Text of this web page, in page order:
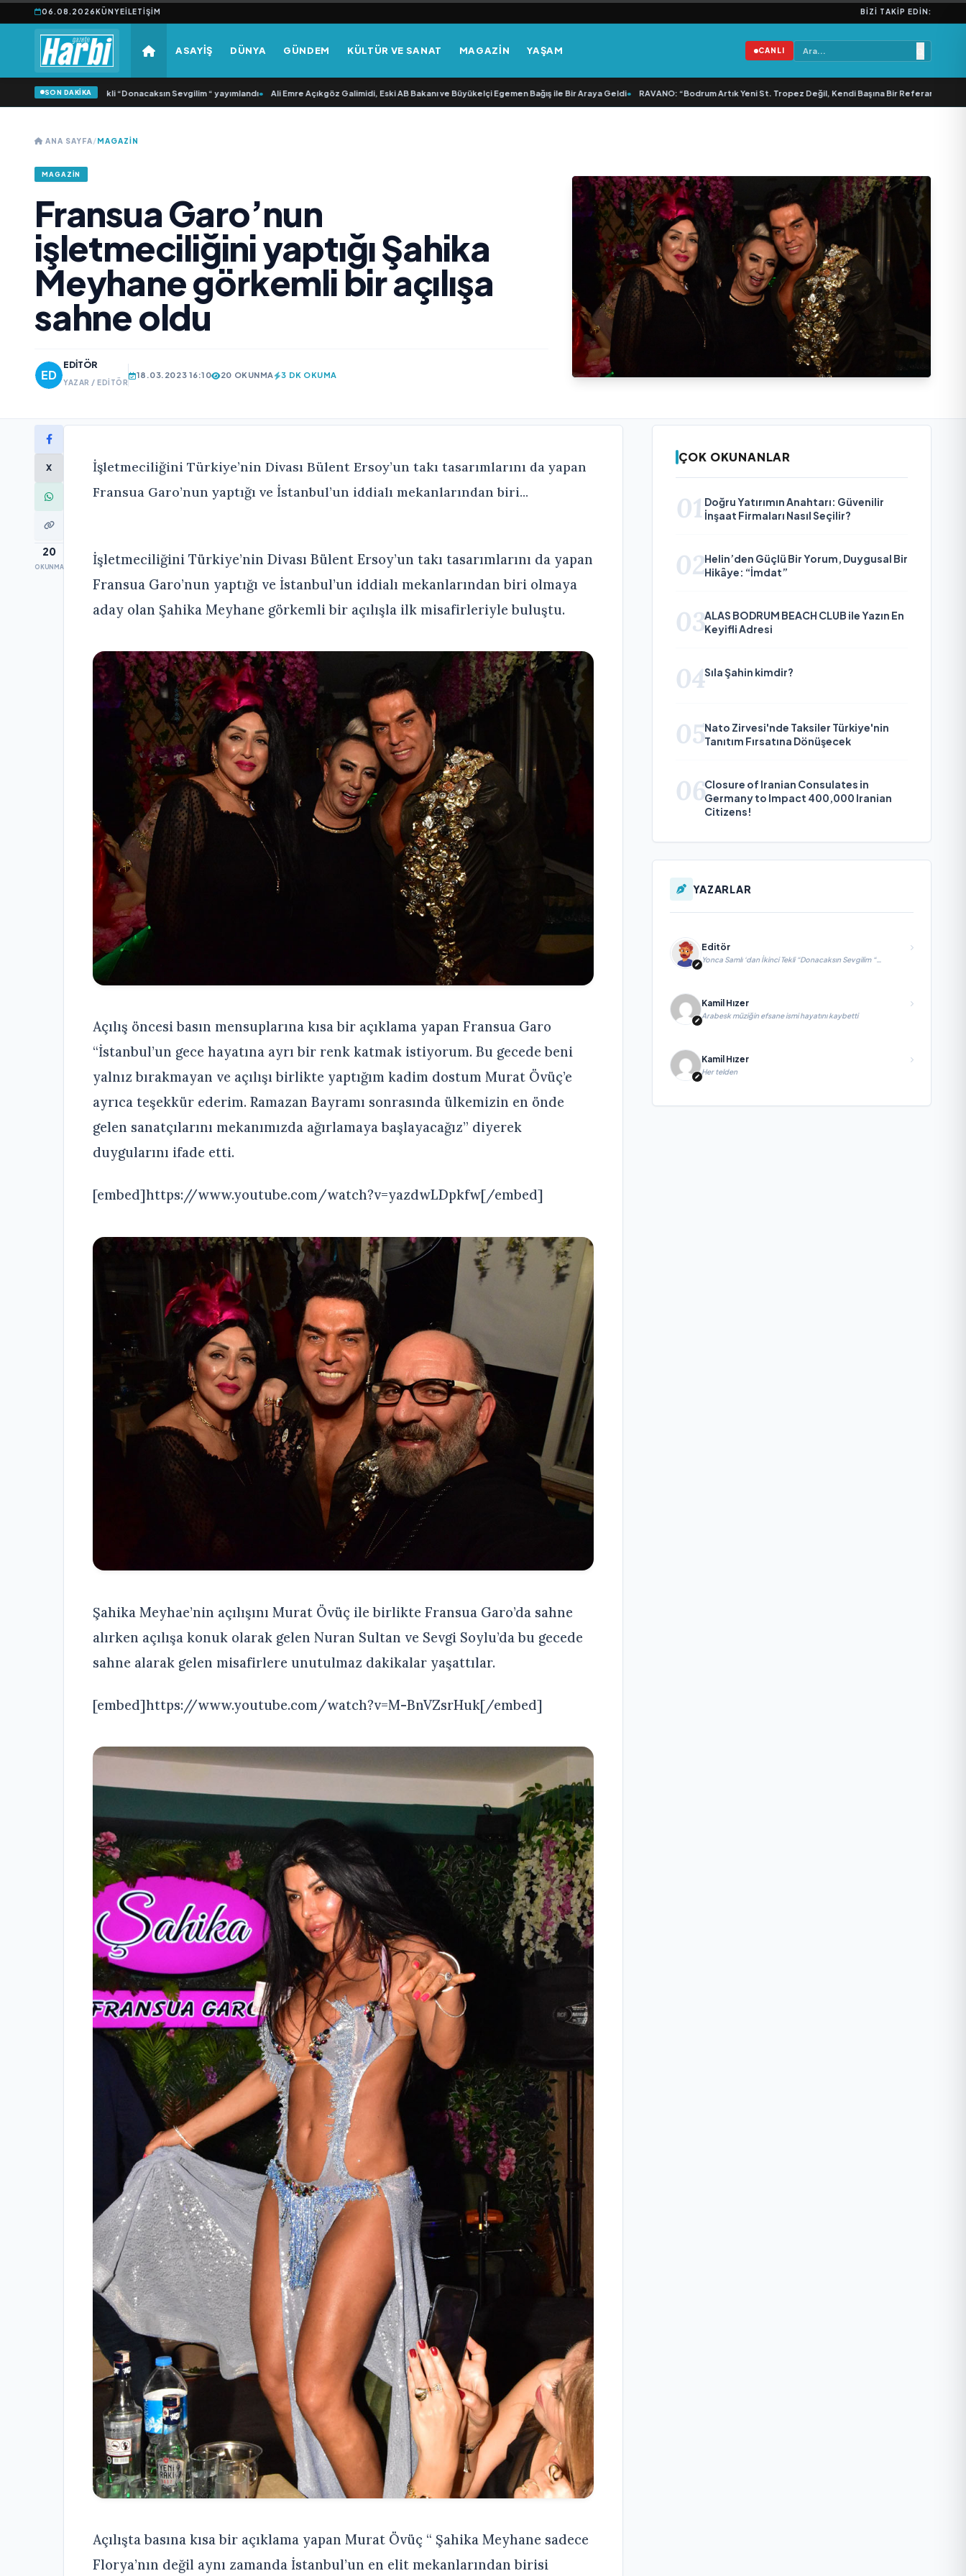
06.08.2026KÜNYEİLETIŞIM BIZI TAKIP EDIN:
ASAYİŞ DÜNYA GÜNDEM KÜLTÜR VE SANAT MAGAZİN YAŞAM CANLI
SON DAKİKA
‘dan İkinci Tekli “Donacaksın Sevgilim “ yayımlandı• Ali Emre Açıkgöz Galimidi, Eski AB Bakanı ve Büyükelçi Egemen Bağış ile Bir Araya Geldi• RAVANO: “Bodrum Artık Yeni St. Tropez Değil, Kendi Başına Bir Referans”• Bullas &
ANA SAYFA/MAGAZİN
MAGAZİN
Fransua Garo’nun
işletmeciliğini yaptığı Şahika
Meyhane görkemli bir açılışa
sahne oldu
EDITÖR
YAZAR / EDITÖR
18.03.2023 16:10 20 OKUNMA 3 DK OKUMA
X
20
OKUNMA
İşletmeciliğini Türkiye’nin Divası Bülent Ersoy’un takı tasarımlarını da yapan
Fransua Garo’nun yaptığı ve İstanbul’un iddialı mekanlarından biri...
İşletmeciliğini Türkiye’nin Divası Bülent Ersoy’un takı tasarımlarını da yapan
Fransua Garo’nun yaptığı ve İstanbul’un iddialı mekanlarından biri olmaya
aday olan Şahika Meyhane görkemli bir açılışla ilk misafirleriyle buluştu.
Açılış öncesi basın mensuplarına kısa bir açıklama yapan Fransua Garo
“İstanbul’un gece hayatına ayrı bir renk katmak istiyorum. Bu gecede beni
yalnız bırakmayan ve açılışı birlikte yaptığım kadim dostum Murat Övüç’e
ayrıca teşekkür ederim. Ramazan Bayramı sonrasında ülkemizin en önde
gelen sanatçılarını mekanımızda ağırlamaya başlayacağız” diyerek
duygularını ifade etti.
[embed]https://www.youtube.com/watch?v=yazdwLDpkfw[/embed]
Şahika Meyhae’nin açılışını Murat Övüç ile birlikte Fransua Garo’da sahne
alırken açılışa konuk olarak gelen Nuran Sultan ve Sevgi Soylu’da bu gecede
sahne alarak gelen misafirlere unutulmaz dakikalar yaşattılar.
[embed]https://www.youtube.com/watch?v=M-BnVZsrHuk[/embed]
Açılışta basına kısa bir açıklama yapan Murat Övüç “ Şahika Meyhane sadece
Florya’nın değil aynı zamanda İstanbul’un en elit mekanlarından birisi
ÇOK OKUNANLAR
01 Doğru Yatırımın Anahtarı: Güvenilir
İnşaat Firmaları Nasıl Seçilir?
02Helin’den Güçlü Bir Yorum, Duygusal Bir
Hikâye: “İmdat”
03ALAS BODRUM BEACH CLUB ile Yazın En
Keyifli Adresi
04Sıla Şahin kimdir?
05Nato Zirvesi'nde Taksiler Türkiye'nin
Tanıtım Fırsatına Dönüşecek
06Closure of Iranian Consulates in
Germany to Impact 400,000 Iranian
Citizens!
YAZARLAR
Editör
Yonca Samlı ‘dan İkinci Tekli “Donacaksın Sevgilim “
yayımlandı
Kamil Hızer
Arabesk müziğin efsane ismi hayatını kaybetti
Kamil Hızer
Her telden